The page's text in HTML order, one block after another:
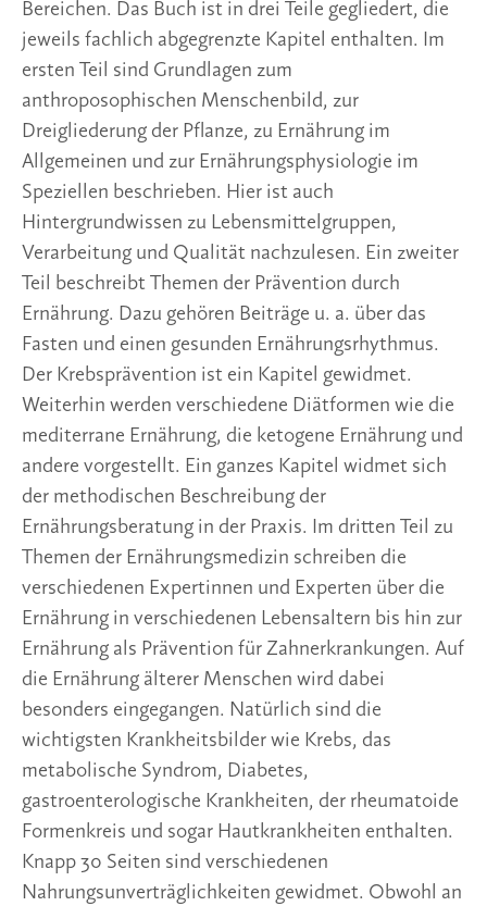
Bereichen. Das Buch ist in drei Teile gegliedert, die
jeweils fachlich abgegrenzte Kapitel enthalten. Im
ersten Teil sind Grundlagen zum
anthroposophischen Menschenbild, zur
Dreigliederung der Pflanze, zu Ernährung im
Allgemeinen und zur Ernährungsphysiologie im
Speziellen beschrieben. Hier ist auch
Hintergrundwissen zu Lebensmittelgruppen,
Verarbeitung und Qualität nachzulesen. Ein zweiter
Teil beschreibt Themen der Prävention durch
Ernährung. Dazu gehören Beiträge u. a. über das
Fasten und einen gesunden Ernährungsrhythmus.
Der Krebsprävention ist ein Kapitel gewidmet.
Weiterhin werden verschiedene Diätformen wie die
mediterrane Ernährung, die ketogene Ernährung und
andere vorgestellt. Ein ganzes Kapitel widmet sich
der methodischen Beschreibung der
Ernährungsberatung in der Praxis. Im dritten Teil zu
Themen der Ernährungsmedizin schreiben die
verschiedenen Expertinnen und Experten über die
Ernährung in verschiedenen Lebensaltern bis hin zur
Ernährung als Prävention für Zahnerkrankungen. Auf
die Ernährung älterer Menschen wird dabei
besonders eingegangen. Natürlich sind die
wichtigsten Krankheitsbilder wie Krebs, das
metabolische Syndrom, Diabetes,
gastroenterologische Krankheiten, der rheumatoide
Formenkreis und sogar Hautkrankheiten enthalten.
Knapp 30 Seiten sind verschiedenen
Nahrungsunverträglichkeiten gewidmet. Obwohl an